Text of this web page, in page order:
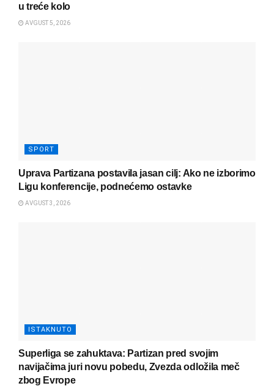
u treće kolo
AVGUST 5, 2026
SPORT
Uprava Partizana postavila jasan cilj: Ako ne izborimo
Ligu konferencije, podnećemo ostavke
AVGUST 3, 2026
ISTAKNUTO
Superliga se zahuktava: Partizan pred svojim
navijačima juri novu pobedu, Zvezda odložila meč
zbog Evrope